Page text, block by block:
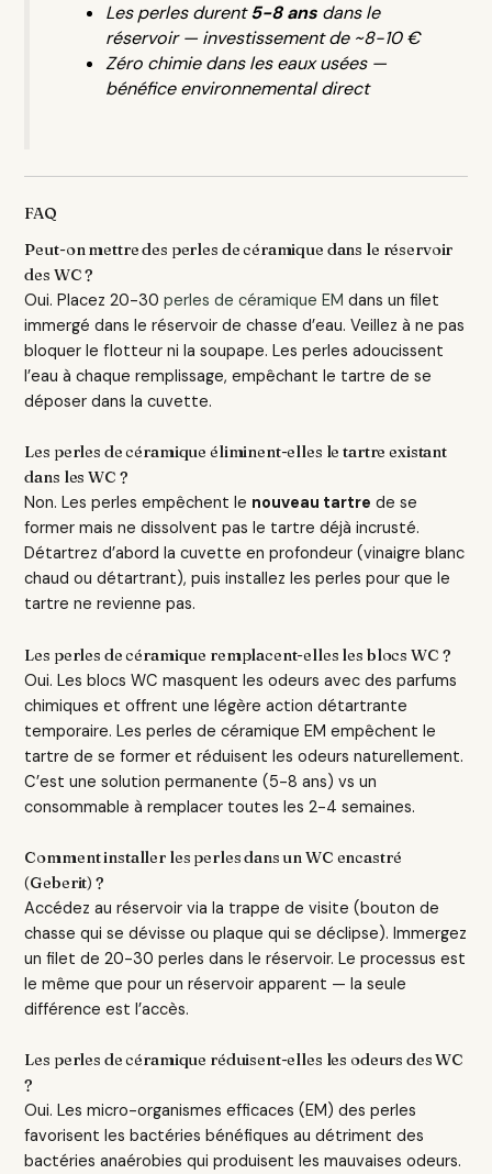
Les perles durent5-8 ansdans le
réservoir — investissement de ~8-10 €
Zéro chimie dans les eaux usées —
bénéfice environnemental direct
FAQ
Peut-on mettre des perles de céramique dans le réservoir
des WC ?
Oui. Placez 20-30perles de céramique EM dans un filet
immergé dans le réservoir de chasse d’eau. Veillez à ne pas
bloquer le flotteur ni la soupape. Les perles adoucissent
l’eau à chaque remplissage, empêchant le tartre de se
déposer dans la cuvette.
Les perles de céramique éliminent-elles le tartre existant
dans les WC ?
Non. Les perles empêchent le nouveau tartre de se
former mais ne dissolvent pas le tartre déjà incrusté.
Détartrez d’abord la cuvette en profondeur (vinaigre blanc
chaud ou détartrant), puis installez les perles pour que le
tartre ne revienne pas.
Les perles de céramique remplacent-elles les blocs WC ?
Oui. Les blocs WC masquent les odeurs avec des parfums
chimiques et offrent une légère action détartrante
temporaire. Les perles de céramique EM empêchent le
tartre de se former et réduisent les odeurs naturellement.
C’est une solution permanente (5-8 ans) vs un
consommable à remplacer toutes les 2-4 semaines.
Comment installer les perles dans un WC encastré
(Geberit) ?
Accédez au réservoir via la trappe de visite (bouton de
chasse qui se dévisse ou plaque qui se déclipse). Immergez
un filet de 20-30 perles dans le réservoir. Le processus est
le même que pour un réservoir apparent — la seule
différence est l’accès.
Les perles de céramique réduisent-elles les odeurs des WC
?
Oui. Les micro-organismes efficaces (EM) des perles
favorisent les bactéries bénéfiques au détriment des
bactéries anaérobies qui produisent les mauvaises odeurs.